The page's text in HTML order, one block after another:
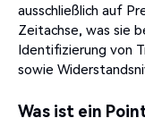
ausschließlich auf
Zeitachse, was sie
Identifizierung von
sowie
Was ist ein